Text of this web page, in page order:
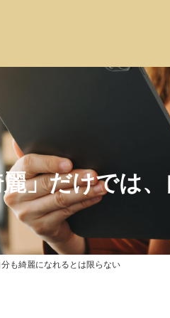
」だけでは
も綺麗になれるとは限らない